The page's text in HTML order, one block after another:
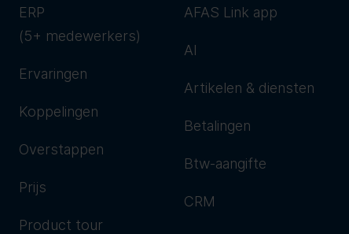
ERP
(5+ medewerkers)
Ervaringen
Koppelingen
Overstappen
Prijs
Product tour
AFAS Link app
AI
Artikelen & diensten
Betalingen
Btw-aangifte
CRM